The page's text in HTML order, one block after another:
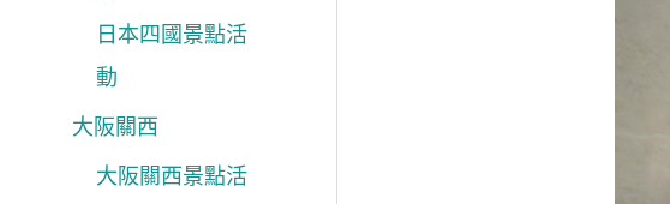
日本四國景點活
動
大阪關西
大阪關西景點活